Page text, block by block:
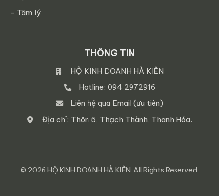
- Tâm lý
THÔNG TIN
HỘ KINH DOANH HÀ KIÊN
Hotline: 094 2972916
Liên hệ qua Email (ưu tiên)
Địa chỉ: Thôn 5, Thạch Thành, Thanh Hóa.
© 2026 HỘ KINH DOANH HÀ KIÊN. All Rights Reserved.